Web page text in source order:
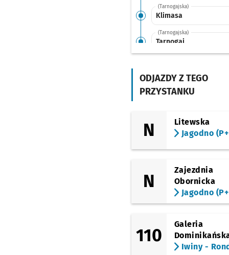
(Tarnogajska)
Klimasa
(Tarnogajska)
Tarnogaj
Morwowa
Bardzka (Cmentarz)
(Buforowa)
Konduktorska
(Buforowa)
Lutosławskiego
Kopycińskiego
(Kajdasza)
Jagodno (P+R)
ODJAZDY Z TEGO
PRZYSTANKU
N
Litewska
Jagodno
N
Zajezdnia
Obornicka
Jagodno
110
Galeria
Iwiny -